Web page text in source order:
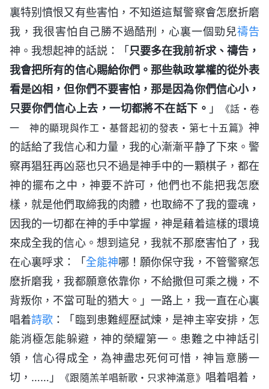
裏特别憤恨又有些害怕，不知道這幫警察會怎麽折磨
我，我很害怕自己勝不過酷刑，心裏一個勁兒禱告
神。我想起神的話説：「只要多在我前祈求、禱告，
我會把所有的信心賜給你們。那些執政掌權的從外表
看是凶相，但你們不要害怕，那是因為你們信心小，
只要你們信心上去，一切都將不在話下。 」
《話・卷
一 神的顯現與作工・基督起初的發表・第七十五篇》 神
的話給了我信心和力量，我的心漸漸平静了下來。警
察再猖狂再凶惡也只不過是神手中的一顆棋子，都在
神的擺布之中，神要不許可，他們也不能把我怎麽
樣，就是他們取締我的肉體，也取締不了我的靈魂，
因我的一切都在神的手中掌握，神是藉着這樣的環境
來成全我的信心。想到這兒，我就不那麽害怕了，我
在心裏呼求：「全能神哪！願你保守我，不管警察怎
麽折磨我，我都願意依靠你，不給撒但可乘之機，不
背叛你，不當可耻的猶大。」一路上，我一直在心裏
唱着詩歌 ：「臨到患難經歷試煉，是神主宰安排，怎
能消極怎能躲避，神的榮耀第一。患難之中神話引
領，信心得成全，為神盡忠死何可惜，神旨意勝一
切，……」
《跟隨羔羊唱新歌・只求神滿意》 唱着唱着，